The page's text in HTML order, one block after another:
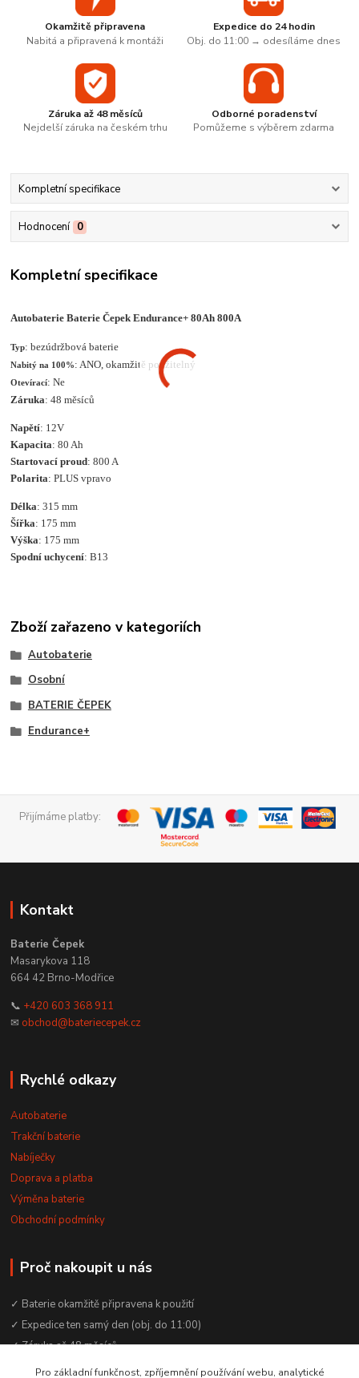
Okamžitě připravena
Nabitá a připravená k montáži
Expedice do 24 hodin
Obj. do 11:00 → odesíláme dnes
Záruka až 48 měsíců
Nejdelší záruka na českém trhu
Odborné poradenství
Pomůžeme s výběrem zdarma
Kompletní specifikace
Hodnocení 0
Kompletní specifikace
Autobaterie Baterie Čepek Endurance+ 80Ah 800A
Typ: bezúdržbová baterie
Nabitý na 100%: ANO, okamžitě použitelný
Otevírací: Ne
Záruka: 48 měsíců
Napětí: 12V
Kapacita: 80 Ah
Startovací proud: 800 A
Polarita: PLUS vpravo
Délka: 315 mm
Šířka: 175 mm
Výška: 175 mm
Spodní uchycení: B13
Zboží zařazeno v kategoriích
Autobaterie
Osobní
BATERIE ČEPEK
Endurance+
Přijímáme platby:
Kontakt
Baterie Čepek
Masarykova 118
664 42 Brno-Modřice
📞 +420 603 368 911
✉ obchod@bateriecepek.cz
Rychlé odkazy
Autobaterie
Trakční baterie
Nabíječky
Doprava a platba
Výměna baterie
Obchodní podmínky
Proč nakoupit u nás
✓ Baterie okamžitě připravena k použití
✓ Expedice ten samý den (obj. do 11:00)
✓ Záruka až 48 měsíců
✓ Odborné poradenství zdarma
Pro základní funkčnost, zpříjemnění používání webu, analytické